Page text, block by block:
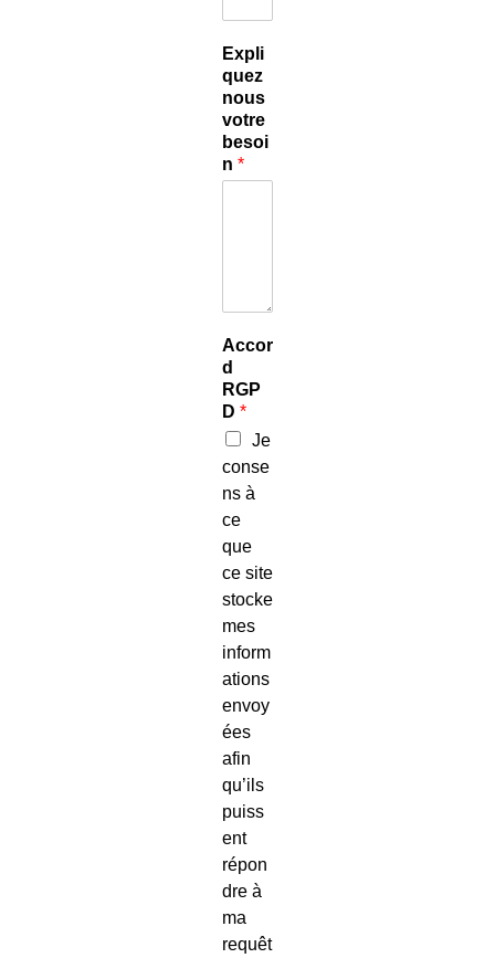
Expli
quez
nous
votre
besoi
n *
Accor
d
RGP
D *
Je
conse
ns à
ce
que
ce site
stocke
mes
inform
ations
envoy
ées
afin
qu’ils
puiss
ent
répon
dre à
ma
requêt